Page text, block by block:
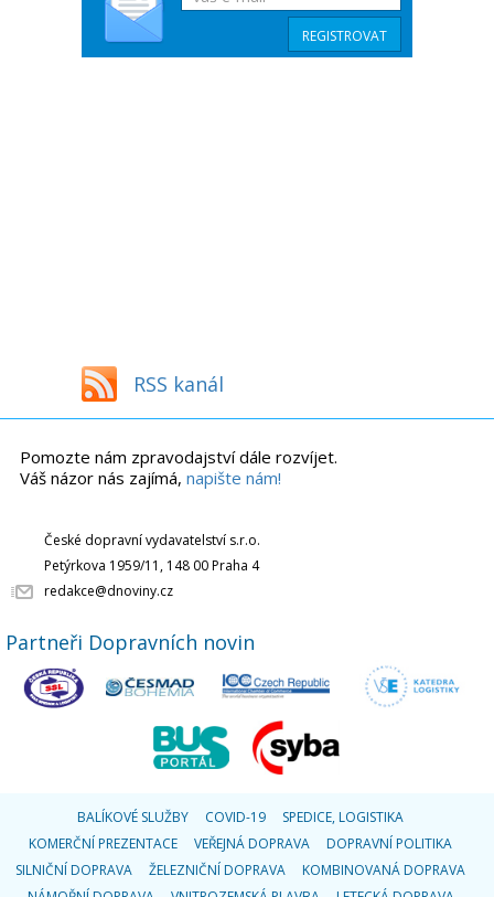
RSS kanál
Pomozte nám zpravodajství dále rozvíjet.
Váš názor nás zajímá, napište nám!
České dopravní vydavatelství s.r.o.
Petýrkova 1959/11, 148 00 Praha 4
redakce@dnoviny.cz
Partneři Dopravních novin
BALÍKOVÉ SLUŽBY COVID-19
SPEDICE, LOGISTIKA
KOMERČNÍ PREZENTACE
VEŘEJNÁ DOPRAVA
DOPRAVNÍ POLITIKA
SILNIČNÍ DOPRAVA
ŽELEZNIČNÍ DOPRAVA
KOMBINOVANÁ DOPRAVA